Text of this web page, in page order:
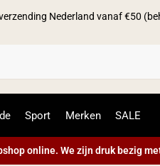
Nederland vanaf €50
Sport Merken SALE
online. We zijn druk bezig